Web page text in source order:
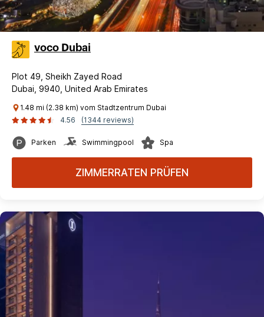
voco Dubai
Plot 49, Sheikh Zayed Road
Dubai, 9940, United Arab Emirates
1.48 mi (2.38 km) vom Stadtzentrum Dubai
4.56
(1344 reviews)
Parken Swimmingpool Spa
ZIMMERRATEN PRÜFEN